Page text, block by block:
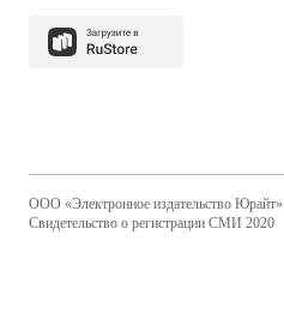
ООО «Электронное издательство Юрайт»
Свидетельство о регистрации СМИ 2020